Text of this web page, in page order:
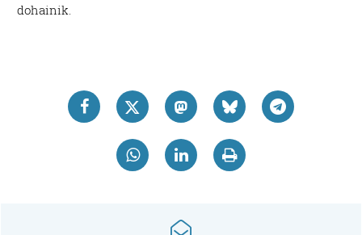
dohainik.